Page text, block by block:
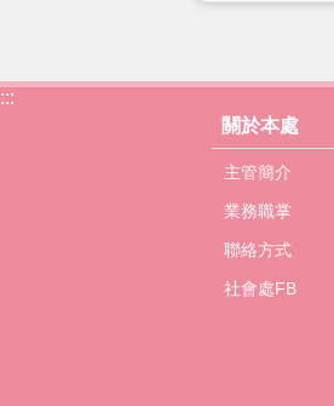
:::
關於本處
主管簡介
業務職掌
聯絡方式
社會處FB